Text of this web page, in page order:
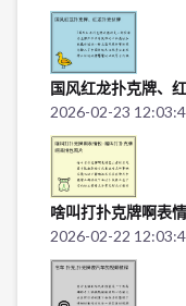
国风红龙扑克牌、
2026-02-23
啥叫打扑克牌啊表
2026-02-22